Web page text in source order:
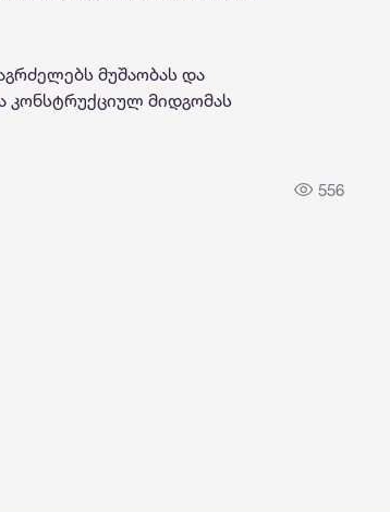
მუშაობას და
კონსტრუქციულ მიდგომას
556